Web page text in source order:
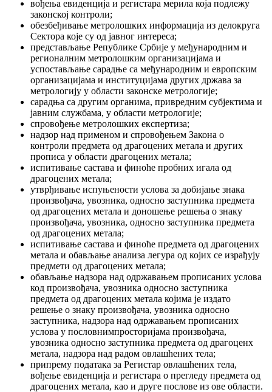
вођења евиденција и регистара мерила која подлежу
законској контроли;
обезбеђивање метролошких информација из делокруга
Сектора које су од јавног интереса;
представљање Републике Србије у међународним и
регионалним метролошким организацијама и
успостављање сарадње са међународним и европским
организацијама и институцијама других држава за
метрологију у области законске метрологије;
сарадња са другим органима, привредним субјектима и
јавним службама, у области метрологије;
спровођење метролошких експертиза;
надзор над применом и спровођењем Закона о
контроли предмета од драгоцених метала и других
прописа у области драгоцених метала;
испитивање састава и финоће пробних игала од
драгоцених метала;
утврђивање испуњености услова за добијање знака
произвођача, увозника, односно заступника предмета
од драгоцених метала и доношење решења о знаку
произвођача, увозника, односно заступника предмета
од драгоцених метала;
испитивање састава и финоће предмета од драгоцених
метала и обављање анализа легура од којих се израђују
предмети од драгоцених метала;
обављање надзора над одржавањем прописаних услова
код произвођача, увозника односно заступника
предмета од драгоцених метала којима је издато
решење о знаку произвођача, увозника односно
заступника, надзора над одржавањем прописаних
услова у пословнимпросторијама произвођача,
увозника односно заступника предмета од драгоценх
метала, надзора над радом овлашћених тела;
припрему података за Регистар овлашћених тела,
вођење евиденција и регистара о прегледу предмета од
драгоцених метала, као и друге послове из ове области.